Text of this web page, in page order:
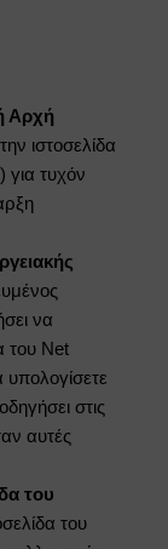
Αρχή
ιστοσελίδα
) για τυχόν
να
του Net
υπολογίσετε
στις
αυτές
του
του